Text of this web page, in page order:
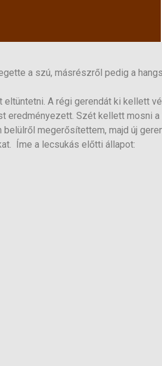
a szú, másrészről pedig a
eltüntetni. A régi gerendát ki kellett
eredményezett. Szét kellett mosni
megerősítettem, majd új
Íme a lecsukás előtti állapot: